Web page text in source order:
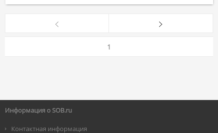
1
Информация о SOB.ru
Контактная информация